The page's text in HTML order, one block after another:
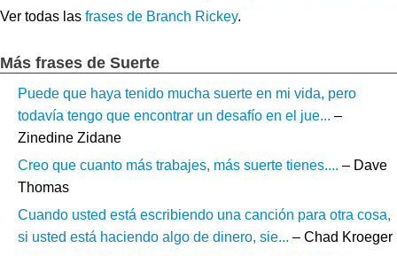
Ver todas las frases de Branch Rickey.
Más frases de Suerte
Puede que haya tenido mucha suerte en mi vida, pero
todavía tengo que encontrar un desafío en el jue... –
Zinedine Zidane
Creo que cuanto más trabajes, más suerte tienes.... – Dave
Thomas
Cuando usted está escribiendo una canción para otra cosa,
si usted está haciendo algo de dinero, sie... – Chad Kroeger